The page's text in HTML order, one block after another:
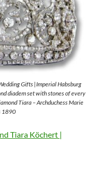
Gifts |Imperial Habsburg
diadem set with stones of every
Tiara – Archduchess Marie
1890
Tiara Köchert |